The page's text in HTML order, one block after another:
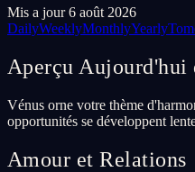
Mis a jour 6 août 2026
DailyWeeklyMonthlyYearly
Aperçu Aujourd'hui
Vénus orne votre thème
opportunités se développent
Amour et Relations